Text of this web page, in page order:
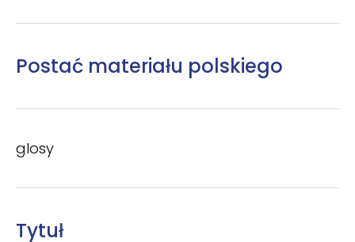
Postać materiału polskiego
glosy
Tytuł